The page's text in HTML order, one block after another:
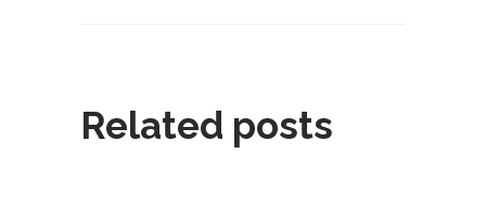
Related posts